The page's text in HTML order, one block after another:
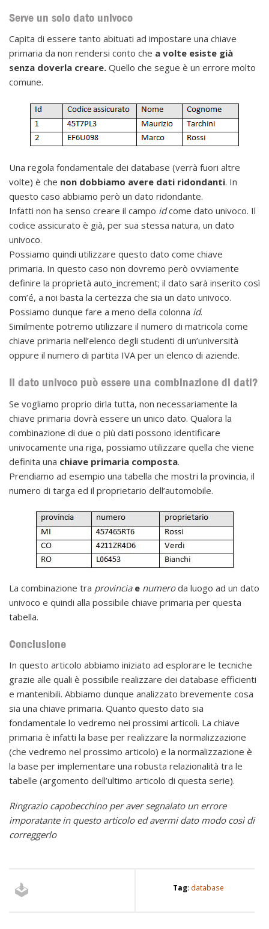
Serve un solo dato univoco
Capita di essere tanto abituati ad impostare una chiave
primaria da non rendersi conto che a volte esiste già
senza doverla creare. Quello che segue è un errore molto
comune.
Una regola fondamentale dei database (verrà fuori altre
volte) è che non dobbiamo avere dati ridondanti. In
questo caso abbiamo però un dato ridondante.
Infatti non ha senso creare il campo idcome dato univoco. Il
codice assicurato è già, per sua stessa natura, un dato
univoco.
Possiamo quindi utilizzare questo dato come chiave
primaria. In questo caso non dovremo però ovviamente
definire la proprietà auto_increment; il dato sarà inserito così
com’é, a noi basta la certezza che sia un dato univoco.
Possiamo dunque fare a meno della colonna id.
Similmente potremo utilizzare il numero di matricola come
chiave primaria nell’elenco degli studenti di un’università
oppure il numero di partita IVA per un elenco di aziende.
Il dato univoco può essere una combinazione di dati?
Se vogliamo proprio dirla tutta, non necessariamente la
chiave primaria dovrà essere un unico dato. Qualora la
combinazione di due o più dati possono identificare
univocamente una riga, possiamo utilizzare quella che viene
definita una chiave primaria composta.
Prendiamo ad esempio una tabella che mostri la provincia, il
numero di targa ed il proprietario dell’automobile.
La combinazione tra provincia e numeroda luogo ad un dato
univoco e quindi alla possibile chiave primaria per questa
tabella.
Conclusione
In questo articolo abbiamo iniziato ad esplorare le tecniche
grazie alle quali è possibile realizzare dei database efficienti
e mantenibili. Abbiamo dunque analizzato brevemente cosa
sia una chiave primaria. Quanto questo dato sia
fondamentale lo vedremo nei prossimi articoli. La chiave
primaria è infatti la base per realizzare la normalizzazione
(che vedremo nel prossimo articolo) e la normalizzazione è
la base per implementare una robusta relazionalità tra le
tabelle (argomento dell’ultimo articolo di questa serie).
Ringrazio capobecchino per aver segnalato un errore
imporatante in questo articolo ed avermi dato modo così di
correggerlo
Tag: database